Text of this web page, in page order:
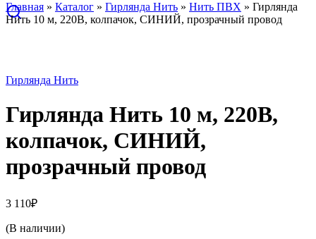
Главная » Каталог » Гирлянда Нить » Нить ПВХ » Гирлянда
Нить 10 м, 220В, колпачок, СИНИЙ, прозрачный провод
Гирлянда Нить
Гирлянда Нить 10 м, 220В,
колпачок, СИНИЙ,
прозрачный провод
3 110₽
(В наличии)